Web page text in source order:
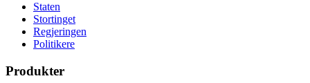
Staten
Stortinget
Regjeringen
Politikere
Produkter